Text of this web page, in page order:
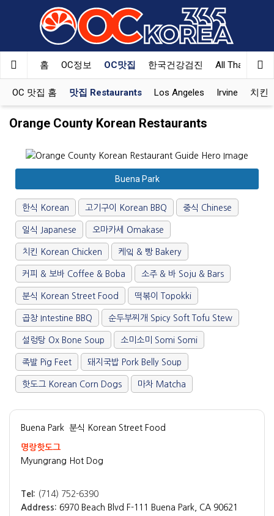
One
screen
start
screen
reader,
press
shortcut
activates
screen
reader
navigate
홈 OC정보 OC맛집 한국건강검진 All That Korea
OC 맛집 홈 맛집 Restaurants Los Angeles Irvine 치킨
Orange County Korean Restaurants
Buena Park
한식 Korean 고기구이 Korean BBQ 중식 Chinese
일식 Japanese 오마카세 Omakase
치킨 Korean Chicken 케잌 & 빵 Bakery
커피 & 보바 Coffee & Boba 소주 & 바 Soju & Bars
분식 Korean Street Food 떡볶이 Topokki
곱창 Intestine BBQ 순두부찌개 Spicy Soft Tofu Stew
설렁탕 Ox Bone Soup 소미소미 Somi Somi
족발 Pig Feet 돼지국밥 Pork Belly Soup
핫도그 Korean Corn Dogs 마차 Matcha
Buena Park 분식 Korean Street Food
명랑핫도그
Myungrang Hot Dog
Tel: (714) 752-6390
Address: 6970 Beach Blvd F-111 Buena Park, CA 90621